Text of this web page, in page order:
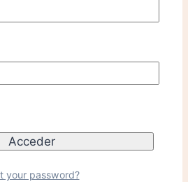
your password?